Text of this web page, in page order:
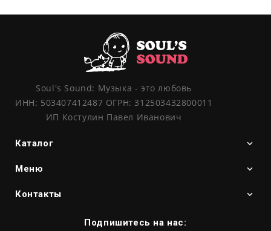
Soul's Sound: Музыка - это любовь
ИНН: 503407412487 ОГРН: 312503432800011
ИП Костулин Павел Иванович
Каталог
Меню
Контакты
Подпишитесь на нас: